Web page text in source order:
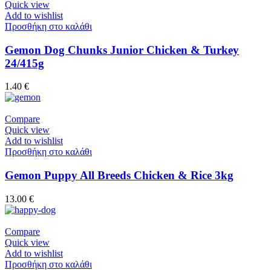
Quick view
Add to wishlist
Προσθήκη στο καλάθι
Gemon Dog Chunks Junior Chicken & Turkey
24/415g
1.40 €
Compare
Quick view
Add to wishlist
Προσθήκη στο καλάθι
Gemon Puppy All Breeds Chicken & Rice 3kg
13.00 €
Compare
Quick view
Add to wishlist
Προσθήκη στο καλάθι